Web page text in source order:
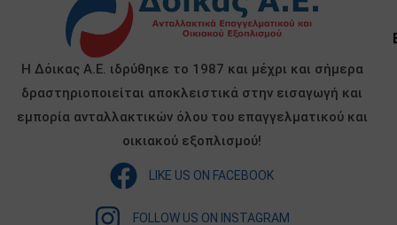
Η Δόικας Α.Ε. ιδρύθηκε το 1987 και μέχρι και σήμερα
δραστηριοποιείται αποκλειστικά στην εισαγωγή και
εμπορία ανταλλακτικών όλου του επαγγελματικού και
οικιακού εξοπλισμού!
LIKE US ON FACEBOOK
FOLLOW US ON INSTAGRAM